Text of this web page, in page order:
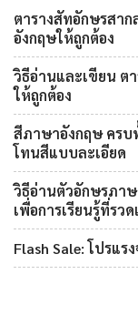
ตารางสัทอักษรสาก
อังกฤษให้ถูกต้อง
วิธีอ่านและเขียน ต
ให้ถูกต้อง
สีภาษาอังกฤษ คร
โทนสีแบบละเอียด
วิธีอ่านตัวอักษรภา
เพื่อการเรียนรู้ที่รว
Flash Sale: โปรแร